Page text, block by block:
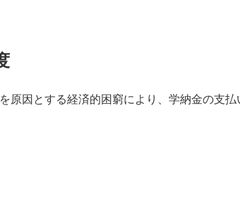
因とする経済的困窮により、学納金の支